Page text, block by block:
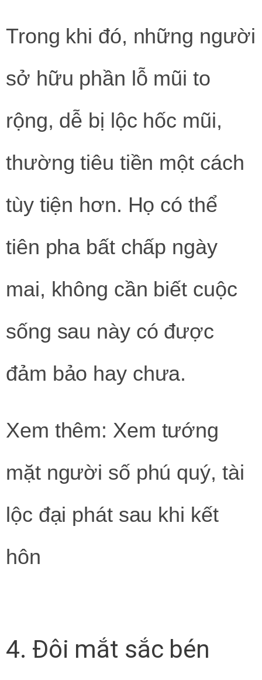
Trong khi đó, những người
sở hữu phần lỗ mũi to
rộng, dễ bị lộc hốc mũi,
thường tiêu tiền một cách
tùy tiện hơn. Họ có thể
tiên pha bất chấp ngày
mai, không cần biết cuộc
sống sau này có được
đảm bảo hay chưa.
Xem thêm: Xem tướng
mặt người số phú quý, tài
lộc đại phát sau khi kết
hôn
4. Đôi mắt sắc bén